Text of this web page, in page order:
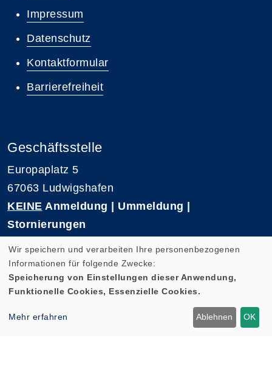
Impressum
Datenschutz
Kontaktformular
Barrierefreiheit
Geschäftsstelle
Europaplatz 5
67063 Ludwigshafen
KEINE Anmeldung | Ummeldung |
Stornierungen
E-Mail: kvhs-geschaeftsstelle@vhs-rpk.de
Wir speichern und verarbeiten Ihre personenbezogenen
Informationen für folgende Zwecke:
Speicherung von Einstellungen dieser Anwendung,
Funktionelle Cookies, Essenzielle Cookies.
Mehr erfahren Ablehnen OK